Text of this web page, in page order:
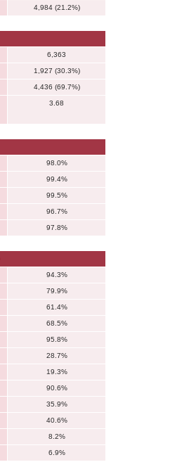
4,984 (21.2%)
6,363
1,927 (30.3%)
4,436 (69.7%)
3.68
98.0%
99.4%
99.5%
96.7%
97.8%
94.3%
79.9%
61.4%
68.5%
95.8%
28.7%
19.3%
90.6%
35.9%
40.6%
8.2%
6.9%